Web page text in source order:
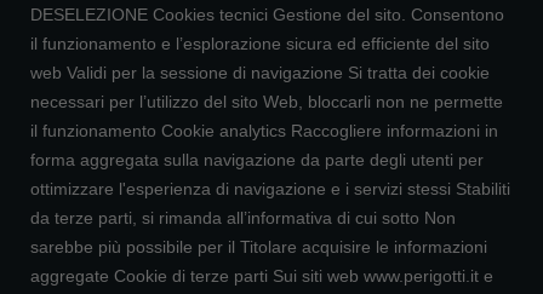
DESELEZIONE Cookies tecnici Gestione del sito. Consentono
il funzionamento e l’esplorazione sicura ed efficiente del sito
web Validi per la sessione di navigazione Si tratta dei cookie
necessari per l’utilizzo del sito Web, bloccarli non ne permette
il funzionamento Cookie analytics Raccogliere informazioni in
forma aggregata sulla navigazione da parte degli utenti per
ottimizzare l'esperienza di navigazione e i servizi stessi Stabiliti
da terze parti, si rimanda all’informativa di cui sotto Non
sarebbe più possibile per il Titolare acquisire le informazioni
aggregate Cookie di terze parti Sui siti web www.perigotti.it e